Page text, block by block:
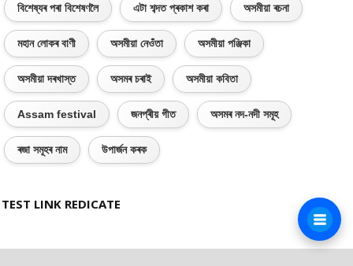
বিশেষ্যৰ পৰা বিশেষণলৈ এটা শব্দত প্ৰকাশ কৰা অসমীয়া ৰচনা
মহান লোকৰ বাণী অসমীয়া নেওঁতা অসমীয়া পঞ্জিকা
অসমীয়া দৰখাস্ত অসমৰ চৰাই অসমীয়া কবিতা
Assam festival জনপ্ৰীয় গীত অসমৰ নদ-নদী সমূহ
ৰজা সমূহৰ নাম উপাৰ্জন কৰক
TEST LINK REDICATE